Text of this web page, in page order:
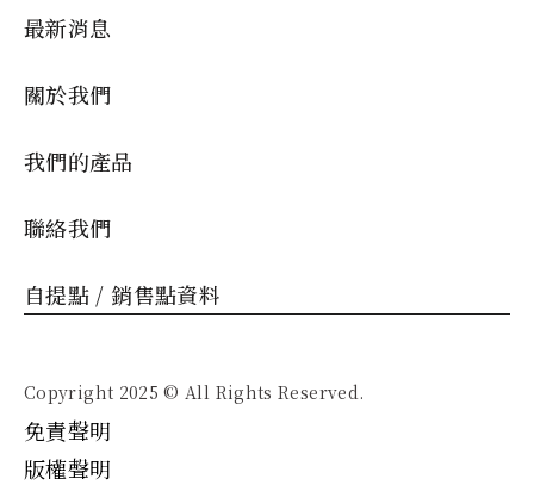
最新消息
關於我們
我們的產品
聯絡我們
自提點 / 銷售點資料
Copyright 2025 © All Rights Reserved.
免責聲明
版權聲明